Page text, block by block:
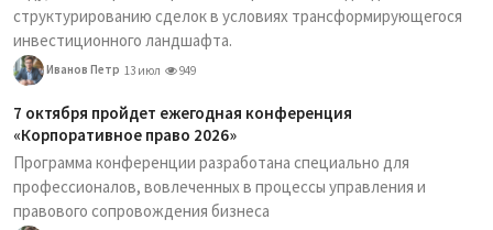
структурированию сделок в условиях трансформирующегося
инвестиционного ландшафта.
Иванов Петр 13 июл 949
7 октября пройдет ежегодная конференция
«Корпоративное право 2026»
Программа конференции разработана специально для
профессионалов, вовлеченных в процессы управления и
правового сопровождения бизнеса